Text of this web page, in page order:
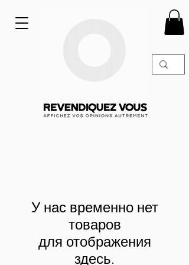
У нас временно нет
товаров
для отображения
здесь.